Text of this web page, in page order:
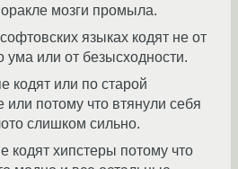
мозги промыла.
языках кодят не от
ума или от безысходности.
кодят или по старой
или потому что втянули себя
слишком сильно.
кодят хипстеры потому что